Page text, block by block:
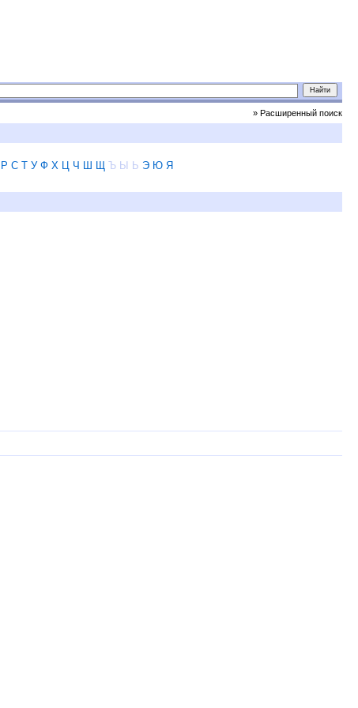
» Расширенный поиск
Р С Т У Ф Х Ц Ч Ш Щ Ъ Ы Ь Э Ю Я